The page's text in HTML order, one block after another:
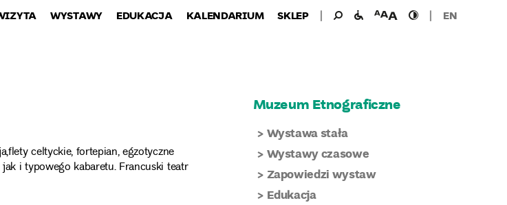
WYSTAWY EDUKACJA KALENDARIUM SKLEP Wyszukaj
Wyszukiwanie
dla:
udogodnieniawielkość
czcionki
wysoki
kontrast
EN
celtyckie, fortepian, egzotyczne
i typowego kabaretu. Francuski teatr
Muzeum Etnograficzne
Wystawa stała
Wystawy czasowe
Zapowiedzi wystaw
Edukacja